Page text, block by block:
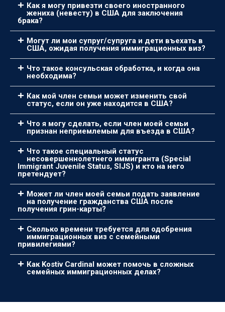
Как я могу привезти своего иностранного
жениха (невесту) в США для заключения
брака?
Могут ли мои супруг/супруга и дети въехать в
США, ожидая получения иммиграционных виз?
Что такое консульская обработка, и когда она
необходима?
Как мой член семьи может изменить свой
статус, если он уже находится в США?
Что я могу сделать, если член моей семьи
признан неприемлемым для въезда в США?
Что такое специальный статус
несовершеннолетнего иммигранта (Special
Immigrant Juvenile Status, SIJS) и кто на него
претендует?
Может ли член моей семьи подать заявление
на получение гражданства США после
получения грин-карты?
Сколько времени требуется для одобрения
иммиграционных виз с семейными
привилегиями?
Как Kostiv Cardinal может помочь в сложных
семейных иммиграционных делах?